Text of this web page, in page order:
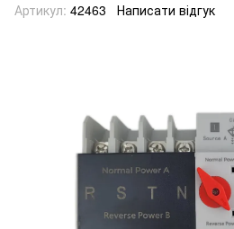
Артикул: 42463 Написати відгук